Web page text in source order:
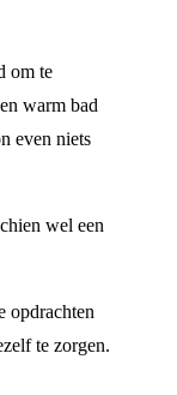
om te
warm bad
even niets
wel een
opdrachten
te zorgen.